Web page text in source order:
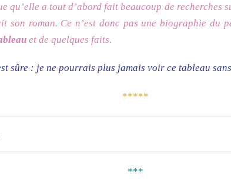
qu’elle a tout d’abord fait beaucoup de recherches
son roman. Ce n’est donc pas une biographie du
et de quelques faits.
sûre : je ne pourrais plus jamais voir ce tableau
*****
***